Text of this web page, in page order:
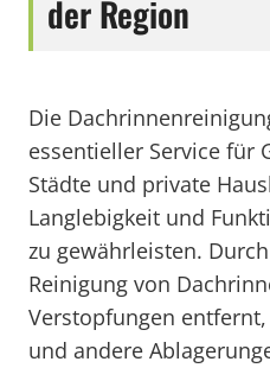
der Region
Die
essentieller Service für
Städte und private
Langlebigkeit und
zu gewährleisten.
Reinigung von
Verstopfungen
und andere